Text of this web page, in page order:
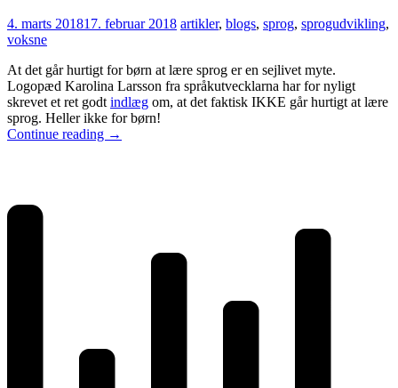
4. marts 201817. februar 2018 artikler, blogs, sprog, sprogudvikling,
voksne
At det går hurtigt for børn at lære sprog er en sejlivet myte.
Logopæd Karolina Larsson fra språkutvecklarna har for nyligt
skrevet et ret godtindlæg om, at det faktisk IKKE går hurtigt at lære
sprog. Heller ikke for børn!
Continue reading →